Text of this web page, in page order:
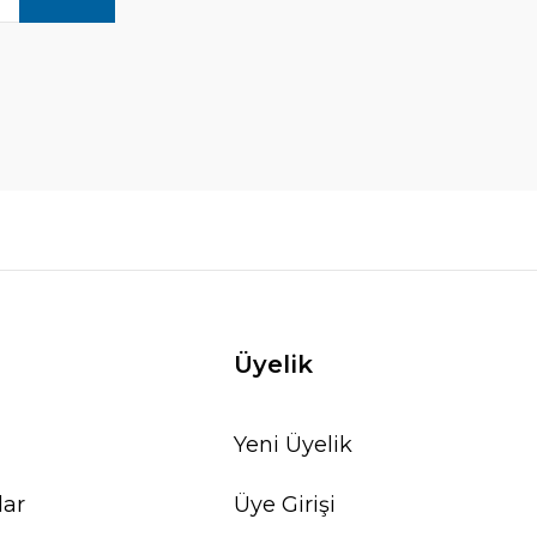
Üyelik
Yeni Üyelik
Üye Girişi